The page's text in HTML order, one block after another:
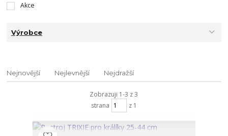
Akce
Výrobce
Nejnovější Nejlevnější Nejdražší
Zobrazuji 1-3 z 3
strana
z 1